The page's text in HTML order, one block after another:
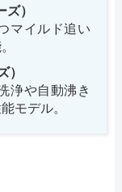
）
マイルド追い
）
浄や自動沸き
モデル。